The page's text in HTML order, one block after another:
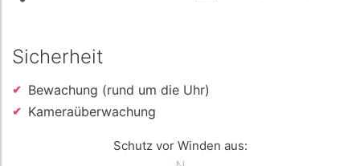
Sicherheit
Bewachung (rund um die Uhr)
Kameraüberwachung
Schutz vor Winden aus: